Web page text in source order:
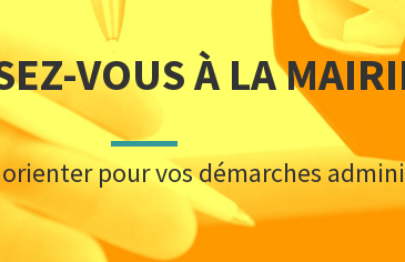
VOUS À LA
pour vos démarches